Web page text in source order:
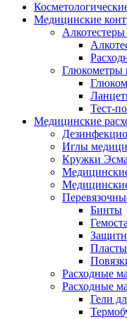
Медицинские
Глюкометры
Тест-
Медицинские
Иглы
Кружки
Бинты
Расходные
Расходные
Гели